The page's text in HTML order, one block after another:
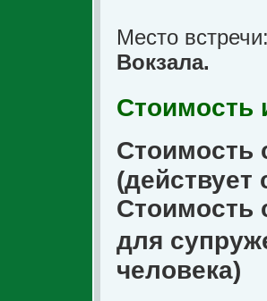
Место
Вокзала.
Стоимость
Стоимость
(действует
Стоимость
для
человека)